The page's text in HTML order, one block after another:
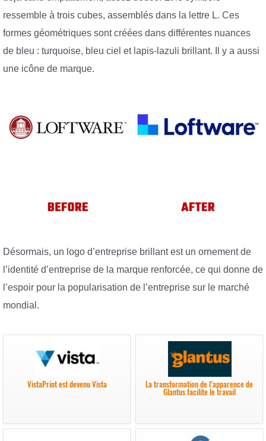
ressemble à trois cubes, assemblés dans la lettre L. Ces
formes géométriques sont créées dans différentes nuances
de bleu : turquoise, bleu ciel et lapis-lazuli brillant. Il y a aussi
une icône de marque.
Désormais, un logo d’entreprise brillant est un ornement de
l’identité d’entreprise de la marque renforcée, ce qui donne de
l’espoir pour la popularisation de l’entreprise sur le marché
mondial.
VistaPrint est devenu Vista La transformation de l’apparence de
Glantus facilite le travail